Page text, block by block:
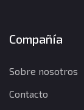
Compañía
Sobre nosotros
Contacto